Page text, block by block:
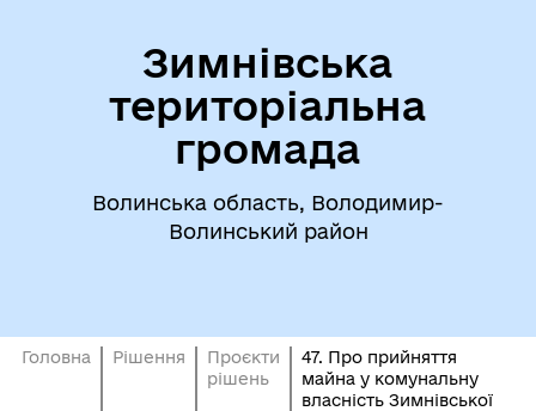
Зимнівська
територіальна
громада
Волинська область, Володимир-
Волинський район
Головна Рішення
Проєкти
рішень
47. Про прийняття
майна у комунальну
власність Зимнівської